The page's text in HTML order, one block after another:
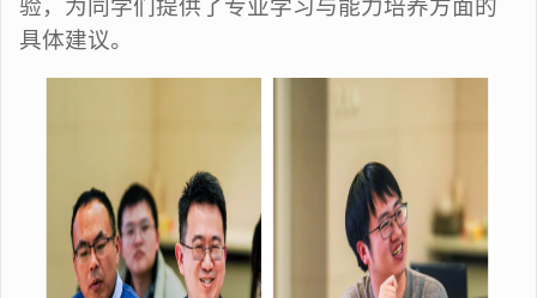
验，为同学们提供了专业学习与能力培养方面的
具体建议。